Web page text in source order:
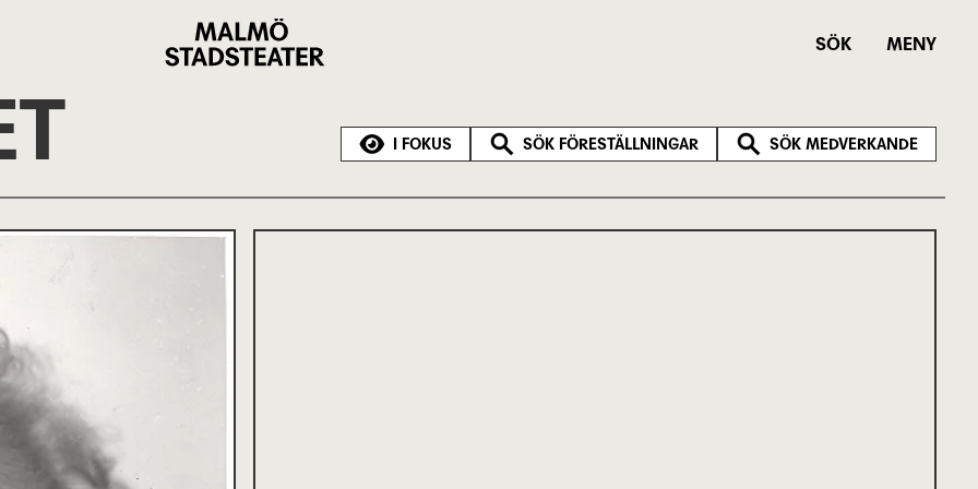
Stadsteater
SÖK MENY
I FOKUS SÖK FÖRESTÄLLNINGAR SÖK MEDVERKANDE